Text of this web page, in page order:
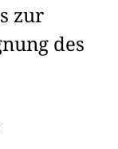
zur
des